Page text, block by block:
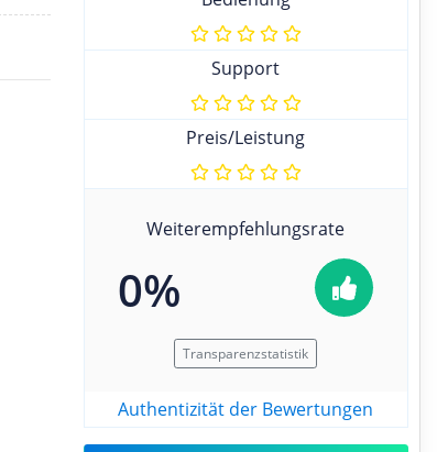
Support
Preis/Leistung
Weiterempfehlungsrate
0%
Transparenzstatistik
Authentizität der Bewertungen